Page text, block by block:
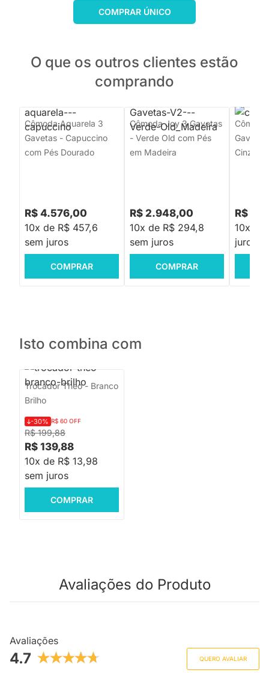
COMPRAR ÚNICO
O que os outros clientes estão
comprando
Cômoda Aquarela 3
Gavetas - Capuccino
com Pés Dourado
R$ 4.576,00
10x de R$ 457,6
sem juros
COMPRAR
Cômoda Joy 3 Gavetas
- Verde Old com Pés
em Madeira
R$ 2.948,00
10x de R$ 294,8
sem juros
COMPRAR
Cinza
R$
10x de
juros
Isto combina com
Trocador Theo - Branco
Brilho
R$ 199,88
-30% R$ 60 OFF
R$ 139,88
10x de R$ 13,98
sem juros
COMPRAR
Avaliações do Produto
Avaliações
4.7 QUERO AVALIAR